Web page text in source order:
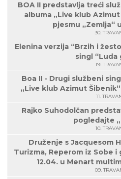
BOA II predstavlja treći
albuma „Live klub
pjesmu „Zemlja“
30.
Elenina verzija “Brzih i
singl “Luda
19.
Boa II - Drugi službeni
„Live klub Azimut
11.
Rajko Suhodolčan
pogledajte
10.
Druženje s Jacquesom
Turizma, Reperom iz Sobe
12.04. u Menart
09.